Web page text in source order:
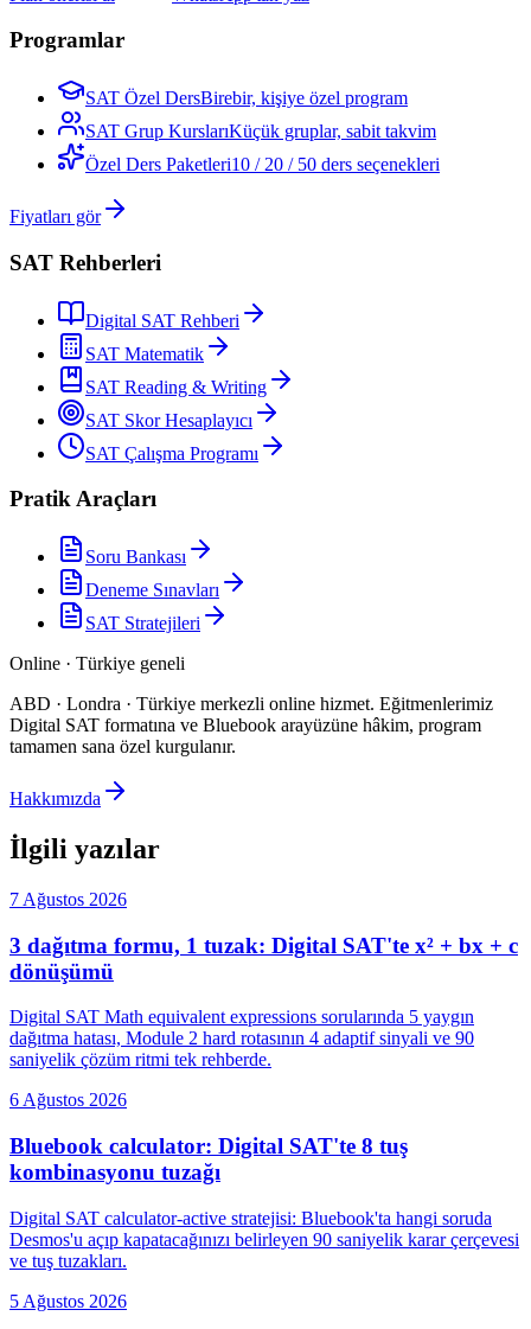
Programlar
SAT Özel DersBirebir, kişiye özel program
SAT Grup KurslarıKüçük gruplar, sabit takvim
Özel Ders Paketleri10 / 20 / 50 ders seçenekleri
Fiyatları gör
SAT Rehberleri
Digital SAT Rehberi
SAT Matematik
SAT Reading & Writing
SAT Skor Hesaplayıcı
SAT Çalışma Programı
Pratik Araçları
Soru Bankası
Deneme Sınavları
SAT Stratejileri
Online · Türkiye geneli
ABD · Londra · Türkiye merkezli online hizmet. Eğitmenlerimiz
Digital SAT formatına ve Bluebook arayüzüne hâkim, program
tamamen sana özel kurgulanır.
Hakkımızda
İlgili yazılar
7 Ağustos 2026
3 dağıtma formu, 1 tuzak: Digital SAT'te x² + bx + c
dönüşümü
Digital SAT Math equivalent expressions sorularında 5 yaygın
dağıtma hatası, Module 2 hard rotasının 4 adaptif sinyali ve 90
saniyelik çözüm ritmi tek rehberde.
6 Ağustos 2026
Bluebook calculator: Digital SAT'te 8 tuş
kombinasyonu tuzağı
Digital SAT calculator-active stratejisi: Bluebook'ta hangi soruda
Desmos'u açıp kapatacağınızı belirleyen 90 saniyelik karar çerçevesi
ve tuş tuzakları.
5 Ağustos 2026